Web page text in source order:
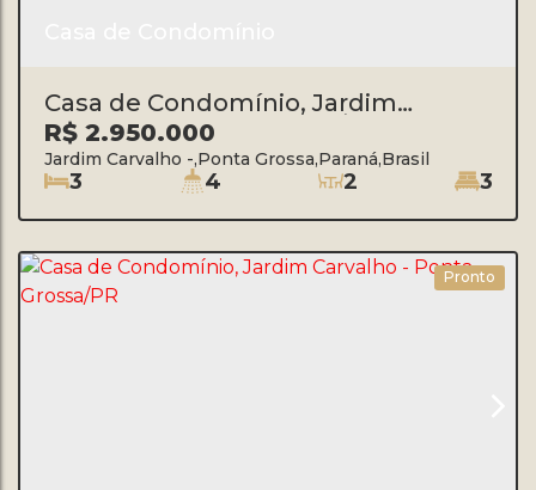
Casa de Condomínio, Jardim
Carvalho - Ponta Grossa/Pr
R$2.950.000
Jardim Carvalho ,Ponta Grossa,Paraná,Brasil
3 4 2 3
Pronto